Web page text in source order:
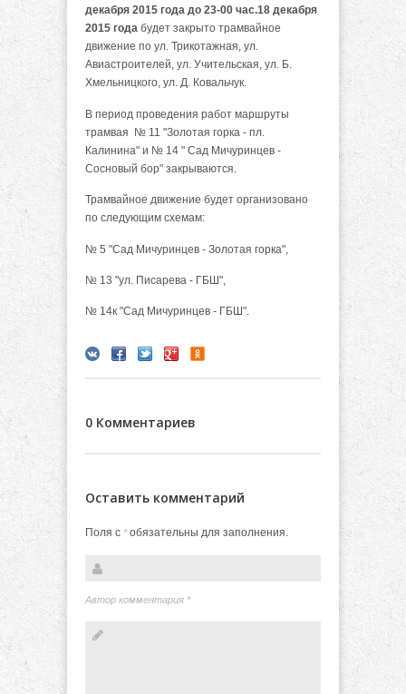
декабря 2015 года до 23-00 час.18 декабря
2015 года будет закрыто трамвайное
движение по ул. Трикотажная, ул.
Авиастроителей, ул. Учительская, ул. Б.
Хмельницкого, ул. Д. Ковальчук.
В период проведения работ маршруты
трамвая № 11 "Золотая горка - пл.
Калинина" и № 14 " Сад Мичуринцев -
Сосновый бор" закрываются.
Трамвайное движение будет организовано
по следующим схемам:
№ 5 "Сад Мичуринцев - Золотая горка",
№ 13 "ул. Писарева - ГБШ",
№ 14к "Сад Мичуринцев - ГБШ".
0 Комментариев
Оставить комментарий
Поля с *обязательны для заполнения.
Автор комментария *